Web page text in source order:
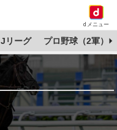
dメニュー
Jリーグ プロ野球（2軍）